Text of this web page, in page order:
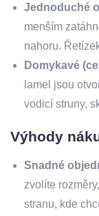
Jednoduché
menším
nahoru.
Domykavé
lamel jsou
vodicí struny,
Výhody
Snadné
zvolíte
stranu, kde